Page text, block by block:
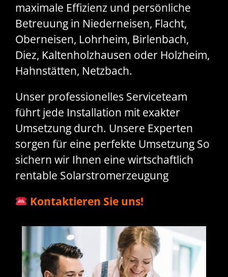
maximale Effizienz und persönliche
Betreuung in Niederneisen, Flacht,
Oberneisen, Lohrheim, Birlenbach,
Diez, Kaltenholzhausen oder Holzheim,
Hahnstätten, Netzbach.
Unser professionelles Serviceteam
führt jede Installation mit exakter
Umsetzung durch. Unsere Experten
sorgen für eine perfekte Umsetzung So
sichern wir Ihnen eine wirtschaftlich
rentable Solarstromerzeugung
Kontaktieren Sie uns!